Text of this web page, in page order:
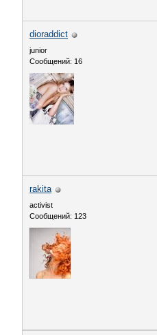
dioraddict
junior
Сообщений: 16
rakita
activist
Сообщений: 123